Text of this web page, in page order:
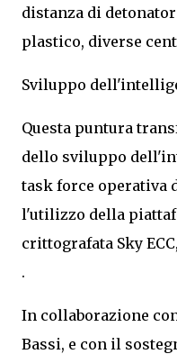
distanza di
plastico, diverse
Sviluppo
Questa puntura
dello sviluppo
task force operativa
l'utilizzo della
crittografata Sky
.
In collaborazione
Bassi, e con il